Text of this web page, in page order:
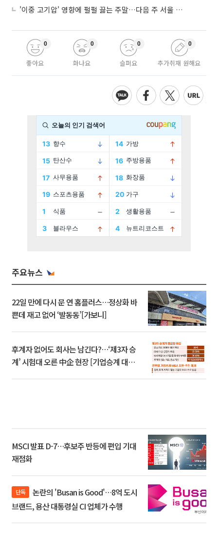
'이중 고기압' 영향에 펄펄 끓는 주말…다음 주 서울 포함 서쪽이 더 덥다
좋아요
0
화나요
0
슬퍼요
0
추가취재 원해요
0
주요뉴스
22일 만에 다시 문 연 홈플러스…정상화 바
쁜데 재고 없어 ‘발동동’[가보니]
후계자 없어도 회사는 남긴다?…‘제3자 승
계’ 시험대 오른 中企 현장 [기업승계 대전
MSCI 발표 D-7…후보주 반등에 편입 기대
재점화
단독
브랜드, 용산 대통령실 CI 업체가 수행